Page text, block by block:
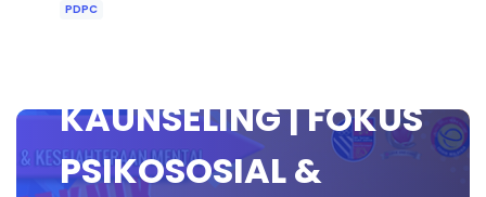
PDPC
KAUNSELING | FOKUS
PSIKOSOSIAL &